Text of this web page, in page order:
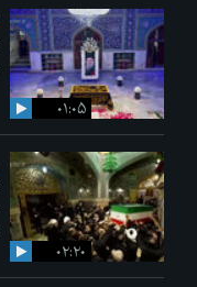
۰۱:۰۵
۰۲:۲۰